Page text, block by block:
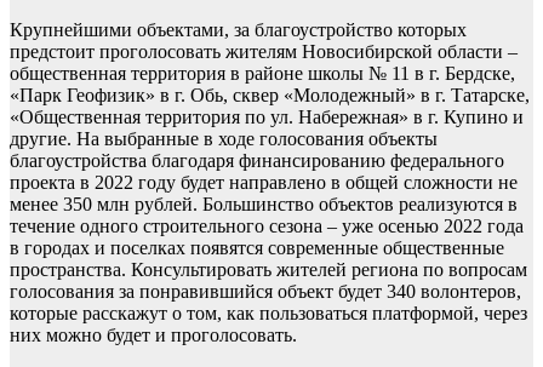
Крупнейшими объектами, за благоустройство которых
предстоит проголосовать жителям Новосибирской области –
общественная территория в районе школы № 11 в г. Бердске,
«Парк Геофизик» в г. Обь, сквер «Молодежный» в г. Татарске,
«Общественная территория по ул. Набережная» в г. Купино и
другие. На выбранные в ходе голосования объекты
благоустройства благодаря финансированию федерального
проекта в 2022 году будет направлено в общей сложности не
менее 350 млн рублей. Большинство объектов реализуются в
течение одного строительного сезона – уже осенью 2022 года
в городах и поселках появятся современные общественные
пространства. Консультировать жителей региона по вопросам
голосования за понравившийся объект будет 340 волонтеров,
которые расскажут о том, как пользоваться платформой, через
них можно будет и проголосовать.